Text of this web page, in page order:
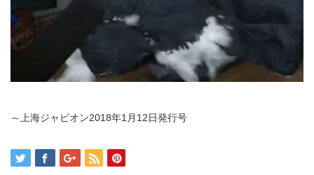
～上海ジャピオン2018年1月12日発行号